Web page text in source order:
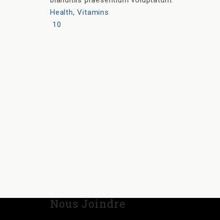
Health,Vitamins
10
Nous Joindre